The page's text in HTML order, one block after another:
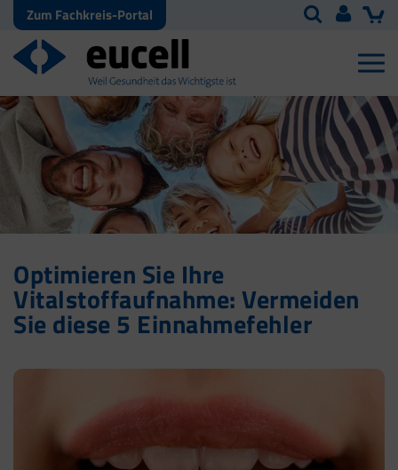
Zum Fachkreis-Portal
Optimieren Sie Ihre
Vitalstoffaufnahme: Vermeiden
Sie diese 5 Einnahmefehler